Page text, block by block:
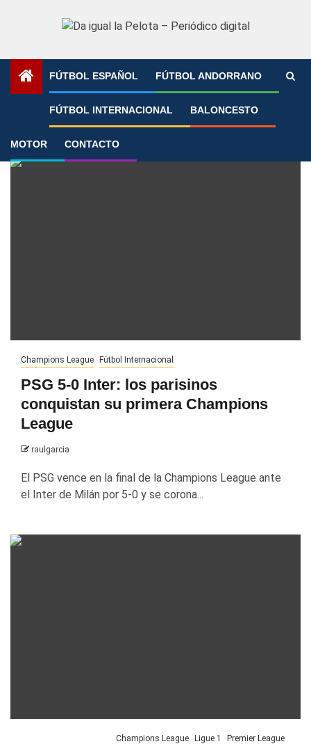
FÚTBOL ESPAÑOL FÚTBOL ANDORRANO
FÚTBOL INTERNACIONAL BALONCESTO
MOTOR CONTACTO
»
Kvaratskhelia
Champions League Fútbol Internacional
PSG 5-0 Inter: los parisinos
conquistan su primera Champions
League
raulgarcia
El PSG vence en la final de la Champions League ante
el Inter de Milán por 5-0 y se corona...
Champions League Ligue 1 Premier League